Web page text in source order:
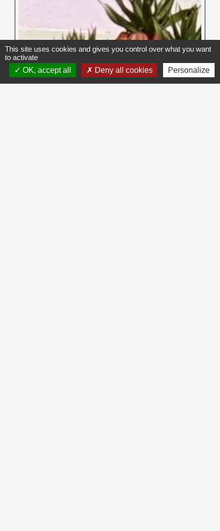
This site uses cookies and gives you control over what you want
to activate
OK, accept all
Deny all cookies Personalize